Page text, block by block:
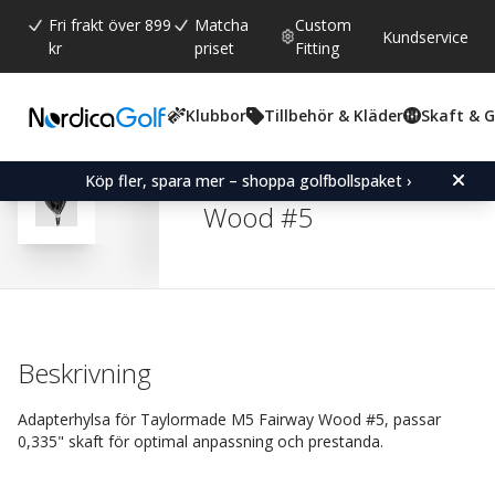
Fri frakt över 899
kr
Matcha
priset
Custom
Fitting
Kundservice
Klubbor Tillbehör & Kläder Skaft &
Köp fler, spara mer – shoppa golfbollspaket ›
Snittbetyg:
4.8 (röster:
35)
Adapter Sleeve for
Wood #5
Beskrivning
Adapterhylsa för Taylormade M5 Fairway Wood #5, passar
0,335" skaft för optimal anpassning och prestanda.